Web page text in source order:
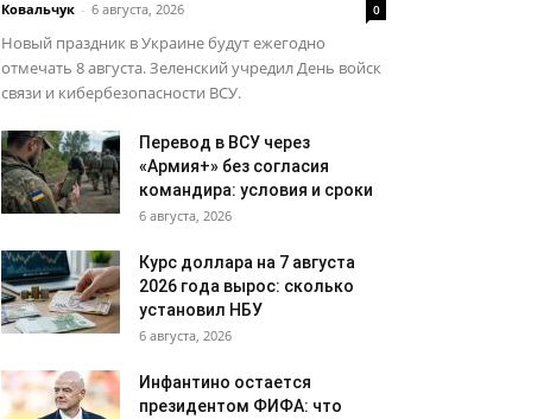
Ковальчук - 6 августа, 2026 0
Новый праздник в Украине будут ежегодно
отмечать 8 августа. Зеленский учредил День войск
связи и кибербезопасности ВСУ.
Перевод в ВСУ через
«Армия+» без согласия
командира: условия и сроки
6 августа, 2026
Курс доллара на 7 августа
2026 года вырос: сколько
установил НБУ
6 августа, 2026
Инфантино остается
президентом ФИФА: что